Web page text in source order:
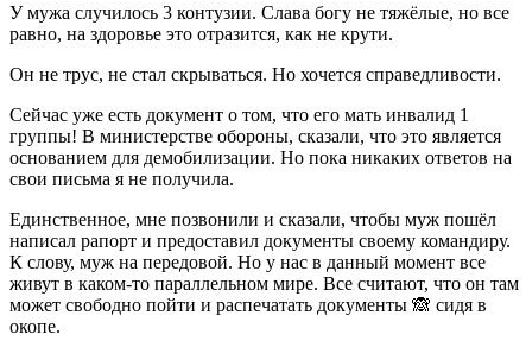
У мужа случилось 3 контузии. Слава богу не тяжёлые, но все
равно, на здоровье это отразится, как не крути.
Он не трус, не стал скрываться. Но хочется справедливости.
Сейчас уже есть документ о том, что его мать инвалид 1
группы! В министерстве обороны, сказали, что это является
основанием для демобилизации. Но пока никаких ответов на
свои письма я не получила.
Единственное, мне позвонили и сказали, чтобы муж пошёл
написал рапорт и предоставил документы своему командиру.
К слову, муж на передовой. Но у нас в данный момент все
живут в каком-то параллельном мире. Все считают, что он там
может свободно пойти и распечатать документы 🙈 сидя в
окопе.